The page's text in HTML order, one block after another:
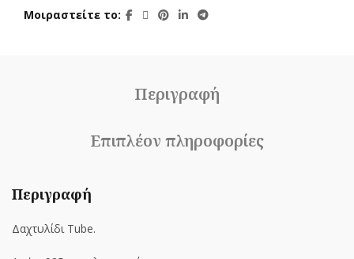
Μοιραστείτε το
Περιγραφή
Επιπλέον πληροφορίες
Περιγραφή
Δαχτυλίδι Tube.